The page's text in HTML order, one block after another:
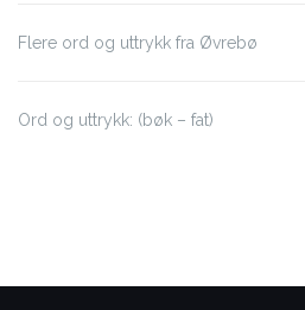
Flere ord og uttrykk fra Øvrebø
Ord og uttrykk: (bøk – fat)